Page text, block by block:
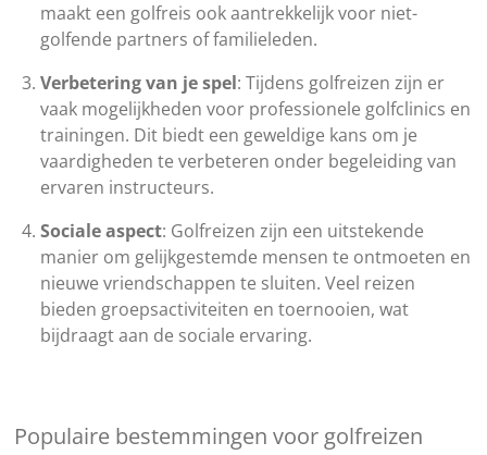
maakt een golfreis ook aantrekkelijk voor niet-
golfende partners of familieleden.
Verbetering van je spel: Tijdens golfreizen zijn er
vaak mogelijkheden voor professionele golfclinics en
trainingen. Dit biedt een geweldige kans om je
vaardigheden te verbeteren onder begeleiding van
ervaren instructeurs.
Sociale aspect: Golfreizen zijn een uitstekende
manier om gelijkgestemde mensen te ontmoeten en
nieuwe vriendschappen te sluiten. Veel reizen
bieden groepsactiviteiten en toernooien, wat
bijdraagt aan de sociale ervaring.
Populaire bestemmingen voor golfreizen